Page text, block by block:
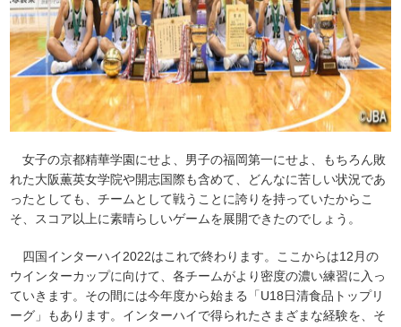
女子の京都精華学園にせよ、男子の福岡第一にせよ、もちろん敗
れた大阪薫英女学院や開志国際も含めて、どんなに苦しい状況であ
ったとしても、チームとして戦うことに誇りを持っていたからこ
そ、スコア以上に素晴らしいゲームを展開できたのでしょう。
四国インターハイ2022はこれで終わります。ここからは12月の
ウインターカップに向けて、各チームがより密度の濃い練習に入っ
ていきます。その間には今年度から始まる「U18日清食品トップリ
ーグ」もあります。インターハイで得られたさまざまな経験を、そ